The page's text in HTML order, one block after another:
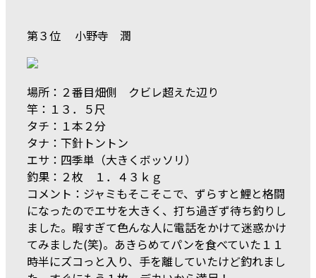
第３位 小野寺 潤
場所：２番目畑側 クビレ超えた辺り
竿：１３．５尺
タチ：１本２分
タナ：下針トントン
エサ：四季単（大きくボッソリ）
釣果：２枚 １．４３ｋｇ
コメント：ジャミもそこそこで、ずらすと鯉と格闘
になったのでエサを大きく、打ち過ぎず待ち釣りし
ました。暇すぎて色んな人に電話をかけて迷惑かけ
てみました(笑)。あきらめてパンを食べていた１１
時半にズコっと入り、手を離していたけど釣れまし